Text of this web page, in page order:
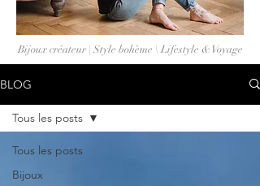
Bijoux créateur | Style bohème \ Lifestyle & Voyage
BLOG
Tous les posts
Bijoux
Tous les posts